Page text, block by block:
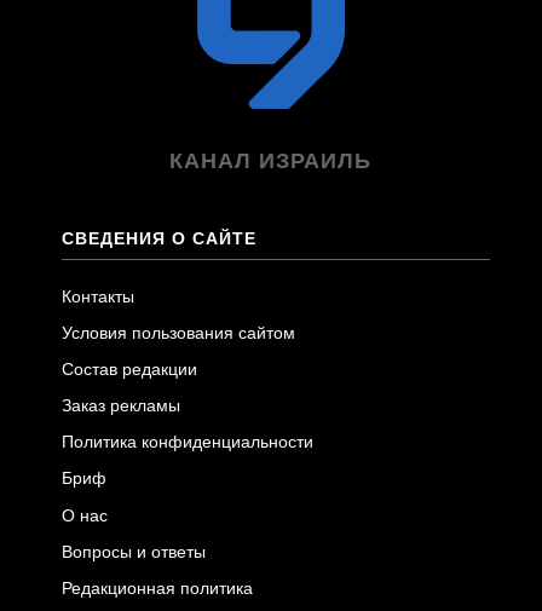
КАНАЛ ИЗРАИЛЬ
СВЕДЕНИЯ О САЙТЕ
Контакты
Условия пользования сайтом
Состав редакции
Заказ рекламы
Политика конфиденциальности
Бриф
О нас
Вопросы и ответы
Редакционная политика